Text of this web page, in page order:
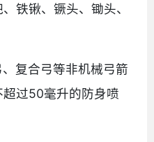
铁锹、镢头、锄头、
、复合弓等非机械弓箭
过50毫升的防身喷